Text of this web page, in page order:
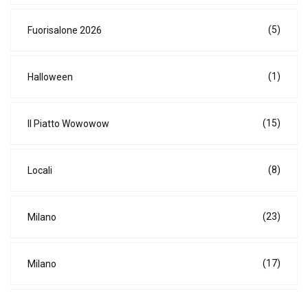
Fuorisalone 2026 (5)
Halloween (1)
Il Piatto Wowowow (15)
Locali (8)
Milano (23)
Milano (17)